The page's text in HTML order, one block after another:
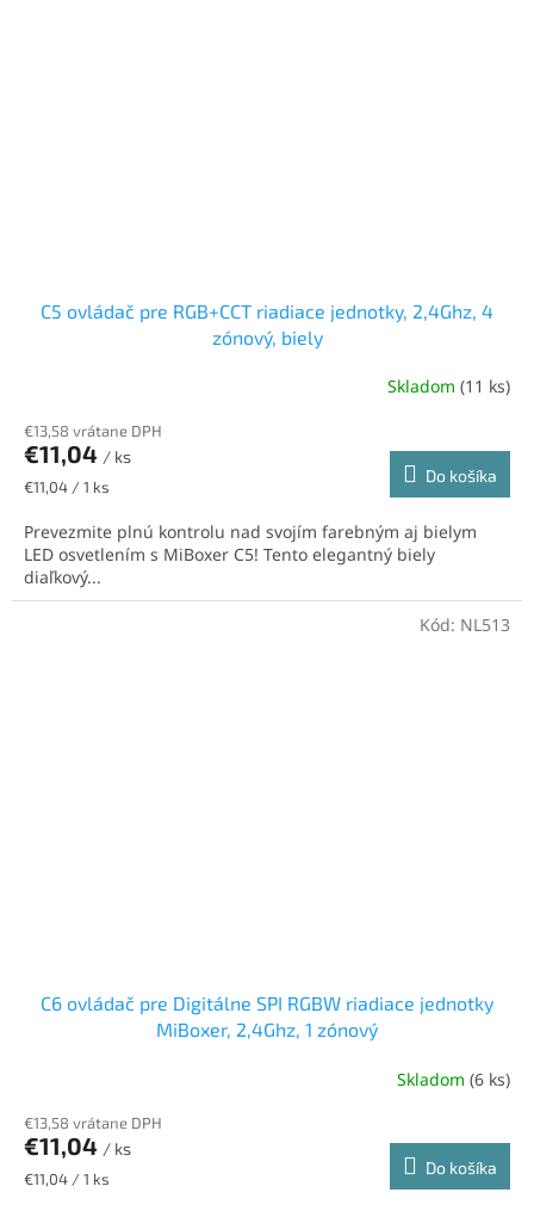
C5 ovládač pre RGB+CCT riadiace jednotky, 2,4Ghz, 4
zónový, biely
Skladom (11 ks)
€13,58 vrátane DPH
€11,04 / ks
Jednotková
€11,04 / 1 ks
Do košíka
Prevezmite plnú kontrolu nad svojím farebným aj bielym
LED osvetlením s MiBoxer C5! Tento elegantný biely
diaľkový...
C6 ovládač pre Digitálne SPI RGBW riadiace jednotky
MiBoxer, 2,4Ghz, 1 zónový
Skladom (6 ks)
€13,58 vrátane DPH
€11,04 / ks
Jednotková
€11,04 / 1 ks
Do košíka
Kód: NL513